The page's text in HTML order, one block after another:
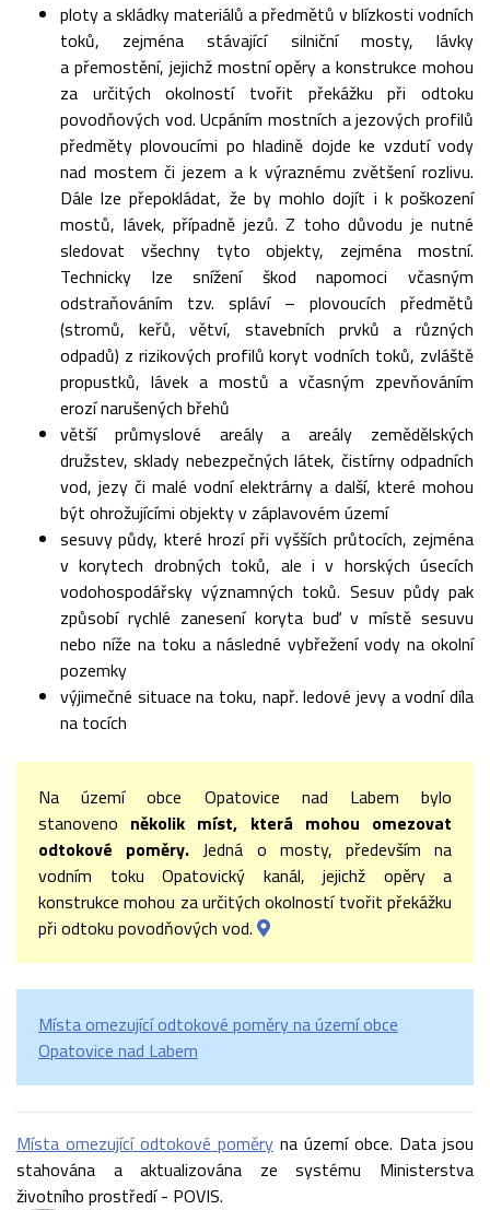
ploty a skládky materiálů a předmětů v blízkosti vodních
toků, zejména stávající silniční mosty, lávky
a přemostění, jejichž mostní opěry a konstrukce mohou
za určitých okolností tvořit překážku při odtoku
povodňových vod. Ucpáním mostních a jezových profilů
předměty plovoucími po hladině dojde ke vzdutí vody
nad mostem či jezem a k výraznému zvětšení rozlivu.
Dále lze přepokládat, že by mohlo dojít i k poškození
mostů, lávek, případně jezů. Z toho důvodu je nutné
sledovat všechny tyto objekty, zejména mostní.
Technicky lze snížení škod napomoci včasným
odstraňováním tzv. spláví – plovoucích předmětů
(stromů, keřů, větví, stavebních prvků a různých
odpadů) z rizikových profilů koryt vodních toků, zvláště
propustků, lávek a mostů a včasným zpevňováním
erozí narušených břehů
větší průmyslové areály a areály zemědělských
družstev, sklady nebezpečných látek, čistírny odpadních
vod, jezy či malé vodní elektrárny a další, které mohou
být ohrožujícími objekty v záplavovém území
sesuvy půdy, které hrozí při vyšších průtocích, zejména
v korytech drobných toků, ale i v horských úsecích
vodohospodářsky významných toků. Sesuv půdy pak
způsobí rychlé zanesení koryta buď v místě sesuvu
nebo níže na toku a následné vybřežení vody na okolní
pozemky
výjimečné situace na toku, např. ledové jevy a vodní díla
na tocích
Na území obce Opatovice nad Labem bylo
stanoveno několik míst, která mohou omezovat
odtokové poměry.Jedná o mosty, především na
vodním toku Opatovický kanál, jejichž opěry a
konstrukce mohou za určitých okolností tvořit překážku
při odtoku povodňových vod.
Místa omezující odtokové poměry na území obce
Opatovice nad Labem
Místa omezující odtokové poměry na území obce. Data jsou
stahována a aktualizována ze systému Ministerstva
životního prostředí - POVIS.